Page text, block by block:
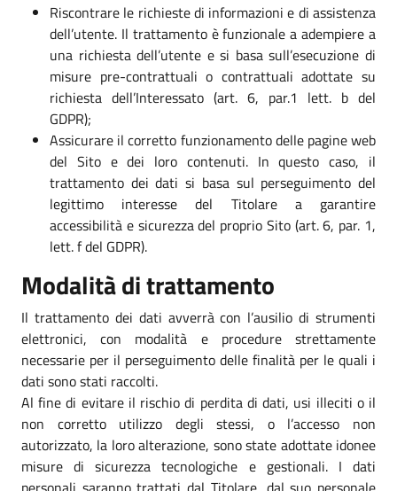
Riscontrare le richieste di informazioni e di assistenza
dell’utente. Il trattamento è funzionale a adempiere a
una richiesta dell’utente e si basa sull’esecuzione di
misure pre-contrattuali o contrattuali adottate su
richiesta dell’Interessato (art. 6, par.1 lett. b del
GDPR);
Assicurare il corretto funzionamento delle pagine web
del Sito e dei loro contenuti. In questo caso, il
trattamento dei dati si basa sul perseguimento del
legittimo interesse del Titolare a garantire
accessibilità e sicurezza del proprio Sito (art. 6, par. 1,
lett. f del GDPR).
Modalità di trattamento
Il trattamento dei dati avverrà con l’ausilio di strumenti
elettronici, con modalità e procedure strettamente
necessarie per il perseguimento delle finalità per le quali i
dati sono stati raccolti.
Al fine di evitare il rischio di perdita di dati, usi illeciti o il
non corretto utilizzo degli stessi, o l’accesso non
autorizzato, la loro alterazione, sono state adottate idonee
misure di sicurezza tecnologiche e gestionali. I dati